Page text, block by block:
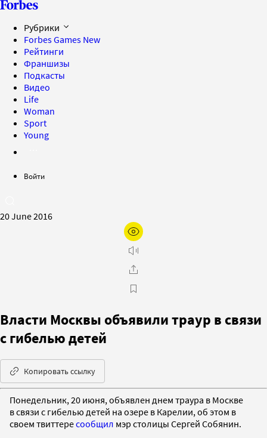
Рубрики
Forbes Games New
Рейтинги
Франшизы
Подкасты
Видео
Life
Woman
Sport
Young
Войти
20 June 2016
Власти Москвы объявили траур в связи
с гибелью детей
Копировать ссылку
Понедельник, 20 июня, объявлен днем траура в Москве
в связи с гибелью детей на озере в Карелии, об этом в
своем твиттересообщил мэр столицы Сергей Собянин.